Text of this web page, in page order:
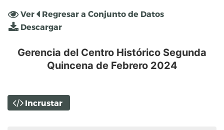
Solapas principales
Ver (solapa
activa)
Regresar a Conjunto de Datos
Descargar
Gerencia del Centro Histórico Segunda
Quincena de Febrero 2024
Incrustar